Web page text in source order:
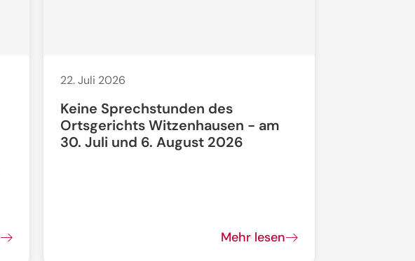
22. Juli 2026
Keine Sprechstunden des
Ortsgerichts Witzenhausen - am
30. Juli und 6. August 2026
Mehr lesen